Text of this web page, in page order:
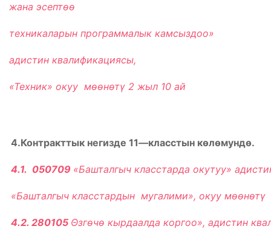
жана эсептөө
техникаларын программалык камсыздоо»
адистин квалификациясы,
«Техник» окуу мѳѳнѳтү 2 жыл 10 ай
4.Контракттык негизде 11—класстын көлөмундө.
4.1. 050709 «Башталгыч класстарда окутуу»
«Башталгыч класстардын мугалими», окуу мѳѳнѳтү
4.2. 280105 Θзгөчө кырдаалда коргоо», адистин